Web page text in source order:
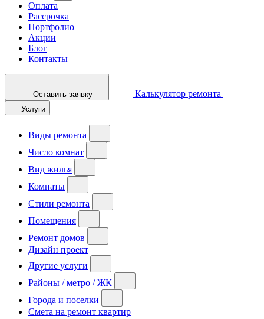
Оплата
Рассрочка
Портфолио
Акции
Блог
Контакты
Оставить заявку Калькулятор ремонта
Услуги
Виды ремонта
Число комнат
Вид жилья
Комнаты
Стили ремонта
Помещения
Ремонт домов
Дизайн проект
Другие услуги
Районы / метро / ЖК
Города и поселки
Смета на ремонт квартир